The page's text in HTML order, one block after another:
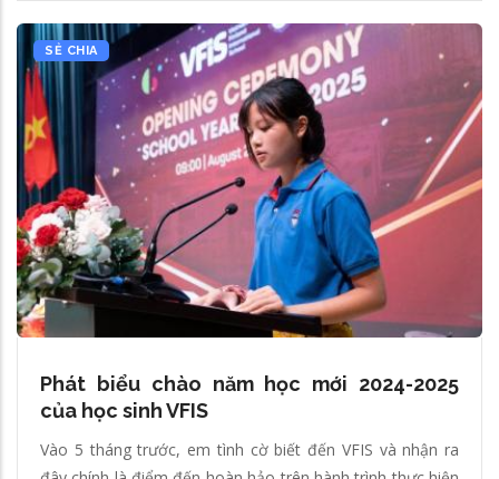
SẺ CHIA
Phát biểu chào năm học mới 2024-2025
của học sinh VFIS
Vào 5 tháng trước, em tình cờ biết đến VFIS và nhận ra